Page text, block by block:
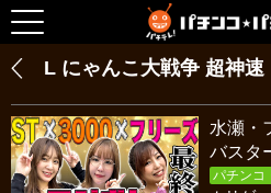
L にゃんこ大戦争 超神速
水瀬・
バスタ
パチンコ